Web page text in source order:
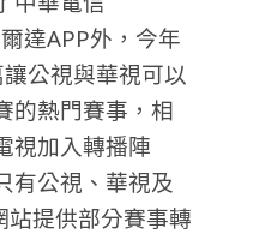
達APP外，今年
公視與華視可以
的熱門賽事，相
視加入轉播陣
有公視、華視及
提供部分賽事轉